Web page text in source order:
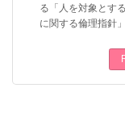
る「人を対象とす
に関する倫理指針